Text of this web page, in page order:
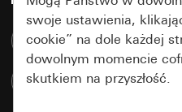
Do bazy
swoje ustawienia,
cookie” na dole każdej
dowolnym momencie
skutkiem na przyszłość.